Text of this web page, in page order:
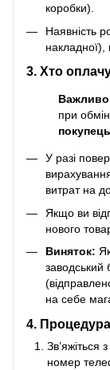
коробки).
Наявність
накладної),
3. Хто
при
покупець
У разі
витрат на
Якщо ви
нового
Виняток:
заводський
на себе
4.
номер